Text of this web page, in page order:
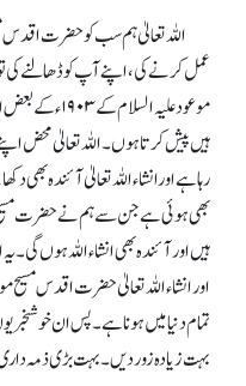
اللہ تعالیٰ ہم سب کو حضرت اقدس
عمل کرنے کی، اپنے آپ کو ڈھالنے
موعود علیہ
ہیں پیش کرتاہوں ۔اللہ تعالیٰ محض
رہاہے اورانشاء اللہ تعالیٰ آئندہ بھی
بھی ہوئی ہے جن سے ہم نے حضرت
ہیں اور آئندہ بھی انشاء اللہ ہوں
اور انشاء اللہ تعالیٰ حضرت اقدس
تمام دنیا میں ہوناہے۔پس ان
بہت زیادہ زور دیں ۔ بہت بڑی ذمہ